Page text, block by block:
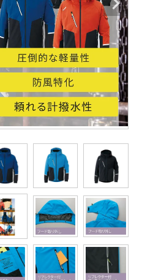
ング
桑和
クレヒフク
マック
ボンマックス
CUP
カーシーカシマ
日進ゴム